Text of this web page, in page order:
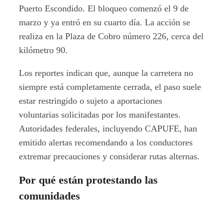
Puerto Escondido. El bloqueo comenzó el 9 de
marzo y ya entró en su cuarto día. La acción se
realiza en la Plaza de Cobro número 226, cerca del
kilómetro 90.
Los reportes indican que, aunque la carretera no
siempre está completamente cerrada, el paso suele
estar restringido o sujeto a aportaciones
voluntarias solicitadas por los manifestantes.
Autoridades federales, incluyendo CAPUFE, han
emitido alertas recomendando a los conductores
extremar precauciones y considerar rutas alternas.
Por qué están protestando las
comunidades